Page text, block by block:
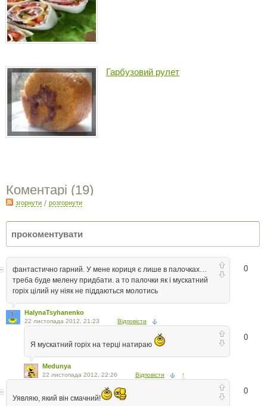
Гарбузовий рулет
Коментарі (19)
згорнути / розгорнути
0
фантастично гарний. У мене кориця є лише в палочках…
треба буде мелену придбати. а то палочки як і мускатний
горіх цілий ну ніяк не піддаються молотись
HalynaTsyhanenko
22 листопада 2012, 21:23 Відповісти
0
Я мускатний горіх на терці натираю
Medunya
22 листопада 2012, 22:26 Відповісти ↑
0
Уявляю, який він смачний!